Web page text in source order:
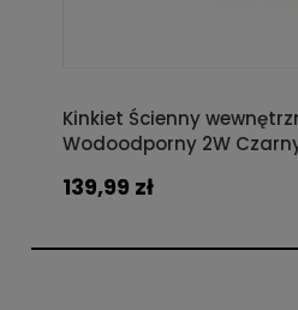
Kinkiet Ścienny
Wodoodporny 2W
139,99 zł